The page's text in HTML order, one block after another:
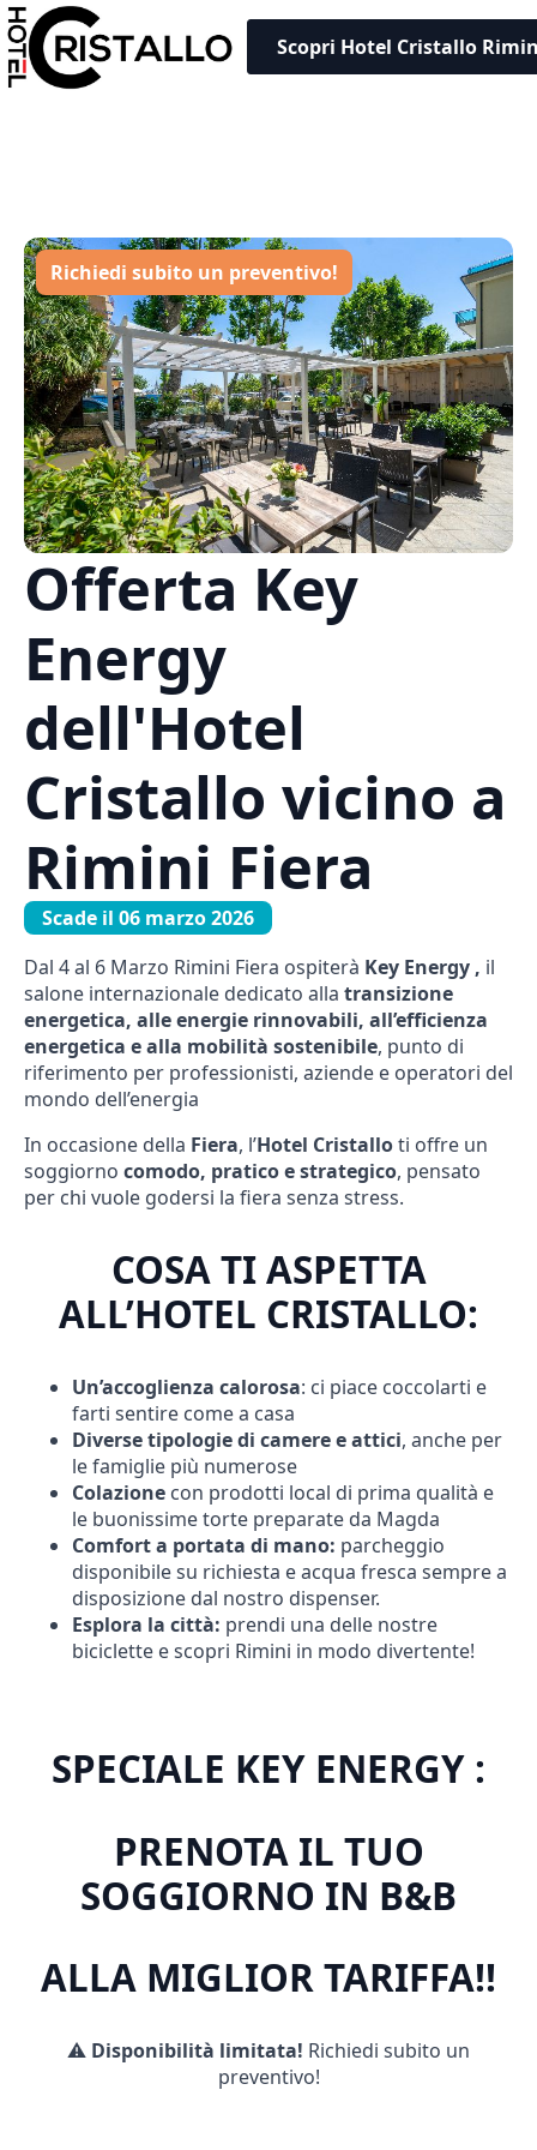
Scopri Hotel Cristallo
Richiedi subito un preventivo!
Offerta Key
Energy
dell'Hotel
Cristallo vicino a
Rimini Fiera
Scade il 06 marzo 2026
Dal 4 al 6 Marzo Rimini Fiera ospiterà Key Energy , il
salone internazionale dedicato alla transizione
energetica, alle energie rinnovabili, all’efficienza
energetica e alla mobilità sostenibile, punto di
riferimento per professionisti, aziende e operatori del
mondo dell’energia
In occasione della Fiera, l’Hotel Cristalloti offre un
soggiorno comodo, pratico e strategico, pensato
per chi vuole godersi la fiera senza stress.
COSA TI ASPETTA
ALL’HOTEL CRISTALLO:
Un’accoglienza calorosa: ci piace coccolarti e
farti sentire come a casa
Diverse tipologie di camere e attici, anche per
le famiglie più numerose
Colazione con prodotti local di prima qualità e
le buonissime torte preparate da Magda
Comfort a portata di mano: parcheggio
disponibile su richiesta e acqua fresca sempre a
disposizione dal nostro dispenser.
Esplora la città: prendi una delle nostre
biciclette e scopri Rimini in modo divertente!
SPECIALE KEY ENERGY :
PRENOTA IL TUO
SOGGIORNO IN B&B
ALLA MIGLIOR TARIFFA!!
⚠ Disponibilità limitata! Richiedi subito un
preventivo!